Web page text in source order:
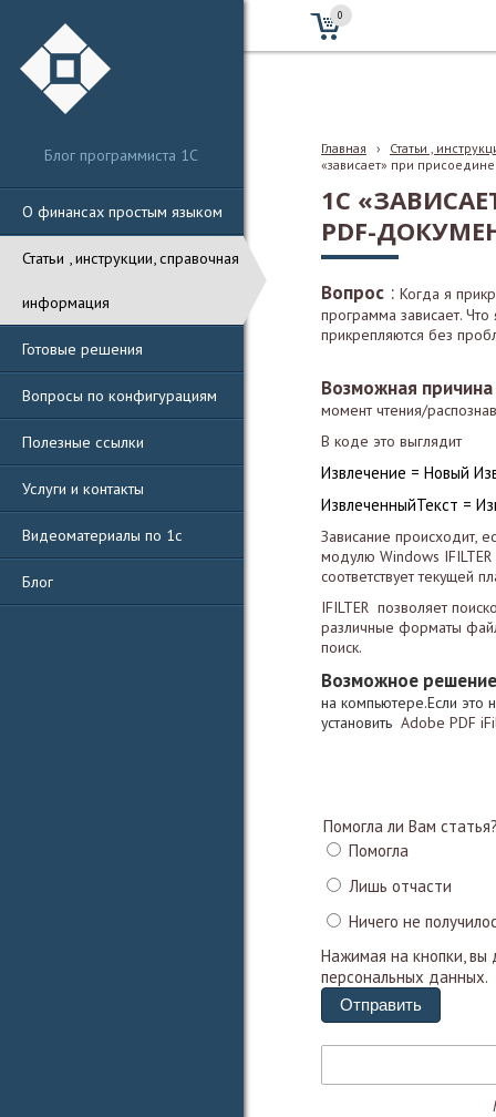
Блог программиста 1С
О финансах простым языком
Статьи , инструкции, справочная
информация
Готовые решения
Вопросы по конфигурациям
Полезные ссылки
Услуги и контакты
Видеоматериалы по 1с
Блог
0
Главная ›
Статьи ,
«зависает» при
1С
PDF-
Вопрос : Когда я
программа зависает.
прикрепляются без
Возможная причина
момент чтения/
В коде это выглядит
Извлечение = Новый
ИзвлеченныйТекст =
Зависание происходит,
модулю Windows IFILTER
соответствует текущей
IFILTER позволяет
различные форматы
поиск.
Возможное решение
на компьютере.Если это
установить Adobe PDF
Помогла ли Вам
Помогла
Лишь отчасти
Ничего не
Нажимая на кнопки,
персональных данных.
Отправить